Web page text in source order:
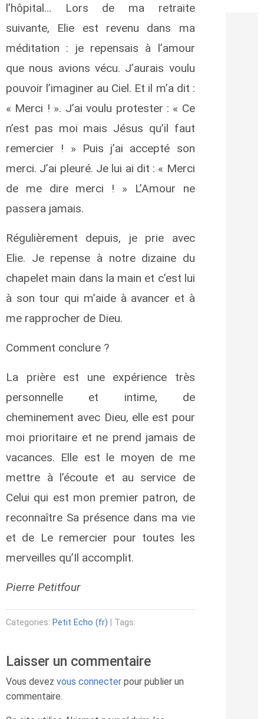
l’hôpital… Lors de ma retraite
suivante, Elie est revenu dans ma
méditation : je repensais à l’amour
que nous avions vécu. J’aurais voulu
pouvoir l’imaginer au Ciel. Et il m’a dit :
« Merci ! ». J’ai voulu protester : « Ce
n’est pas moi mais Jésus qu’il faut
remercier ! » Puis j’ai accepté son
merci. J’ai pleuré. Je lui ai dit : « Merci
de me dire merci ! » L’Amour ne
passera jamais.
Régulièrement depuis, je prie avec
Elie. Je repense à notre dizaine du
chapelet main dans la main et c’est lui
à son tour qui m’aide à avancer et à
me rapprocher de Dieu.
Comment conclure ?
La prière est une expérience très
personnelle et intime, de
cheminement avec Dieu, elle est pour
moi prioritaire et ne prend jamais de
vacances. Elle est le moyen de me
mettre à l’écoute et au service de
Celui qui est mon premier patron, de
reconnaître Sa présence dans ma vie
et de Le remercier pour toutes les
merveilles qu’Il accomplit.
Pierre Petitfour
Categories: Petit Echo (fr) | Tags:
Laisser un commentaire
Vous devez vous connecter pour publier un
commentaire.